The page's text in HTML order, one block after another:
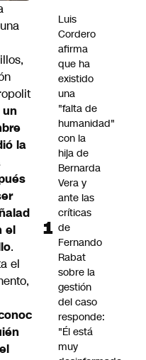
,
un
la
el
.
el
Luis
Cordero
afirma
que ha
existido
una
"falta de
humanidad"
con la
hija de
Bernarda
Vera y
ante las
críticas
de
Fernando
Rabat
sobre la
gestión
del caso
responde:
"Él está
muy